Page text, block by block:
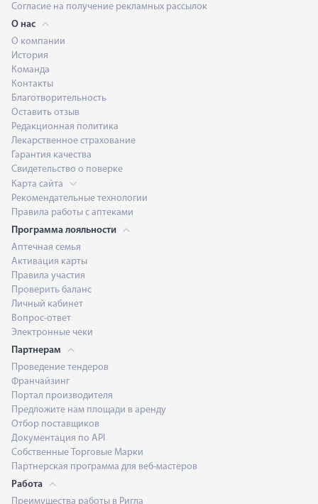
Согласие на получение рекламных рассылок
О нас
О компании
История
Команда
Контакты
Благотворительность
Оставить отзыв
Редакционная политика
Лекарственное страхование
Гарантия качества
Свидетельство о поверке
Карта сайта
Рекомендательные технологии
Правила работы с аптеками
Программа лояльности
Аптечная семья
Активация карты
Правила участия
Проверить баланс
Личный кабинет
Вопрос-ответ
Электронные чеки
Партнерам
Проведение тендеров
Франчайзинг
Портал производителя
Предложите нам площади в аренду
Отбор поставщиков
Документация по API
Собственные Торговые Марки
Партнерская программа для веб-мастеров
Работа
Преимущества работы в Ригла